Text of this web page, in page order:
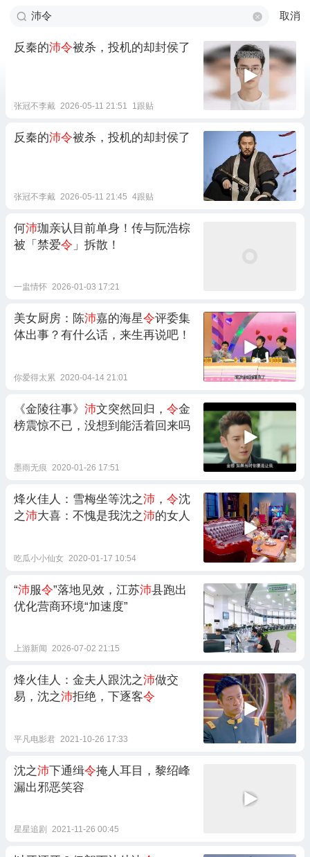
取消
反秦的沛令被杀，投机的却封侯了
张冠不李戴 2026-05-11 21:51 1跟贴
反秦的沛令被杀，投机的却封侯了
张冠不李戴 2026-05-11 21:45 4跟贴
何沛珈亲认目前单身！传与阮浩棕
被「禁爱令 」拆散！
一盅情怀 2026-01-03 17:21
美女厨房：陈沛嘉的海星令评委集
体出事？有什么话，来生再说吧！
你爱得太累 2020-04-14 21:01
《金陵往事》 沛文突然回归， 令金
榜震惊不已，没想到能活着回来吗
墨雨无痕 2020-01-26 17:51
烽火佳人：雪梅坐等沈之沛 ， 令沈
之沛大喜：不愧是我沈之沛的女人
吃瓜小小仙女 2020-01-17 10:54
“沛服令”落地见效，江苏沛县跑出
优化营商环境“加速度”
上游新闻 2026-07-02 21:15
烽火佳人：金夫人跟沈之沛做交
易，沈之沛拒绝，下逐客令
平凡电影君 2021-10-26 17:33
沈之沛下通缉令掩人耳目，黎绍峰
漏出邪恶笑容
星星追剧 2021-11-26 00:45